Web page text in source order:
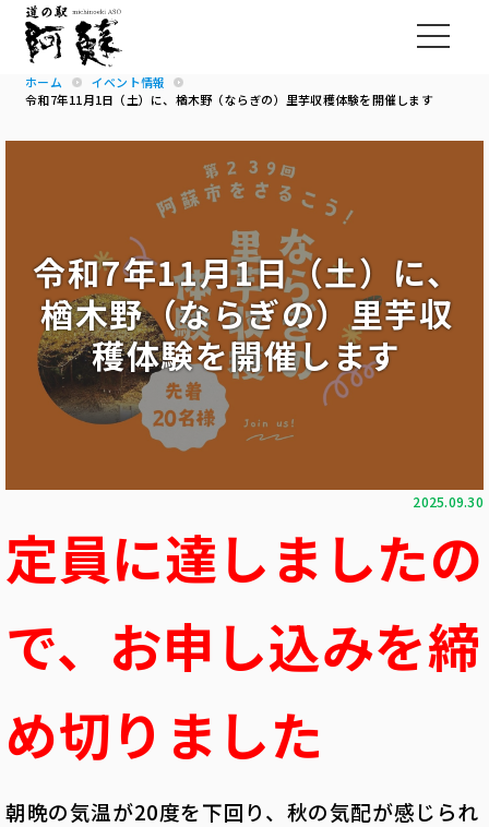
ホーム
イベント情報
令和7年11月1日（土）に、楢木野（ならぎの）里芋収穫体験を開催します
令和7年11月1日（土）に、
楢木野（ならぎの）里芋収
穫体験を開催します
2025.09.30
定員に達しましたの
で、お申し込みを締
め切りました
朝晩の気温が20度を下回り、秋の気配が感じられ